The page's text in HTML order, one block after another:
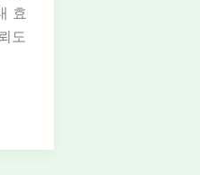
효
도